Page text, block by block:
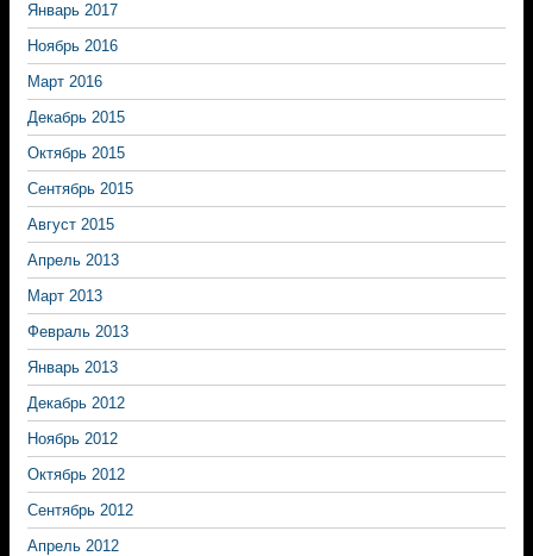
Январь 2017
Ноябрь 2016
Март 2016
Декабрь 2015
Октябрь 2015
Сентябрь 2015
Август 2015
Апрель 2013
Март 2013
Февраль 2013
Январь 2013
Декабрь 2012
Ноябрь 2012
Октябрь 2012
Сентябрь 2012
Апрель 2012